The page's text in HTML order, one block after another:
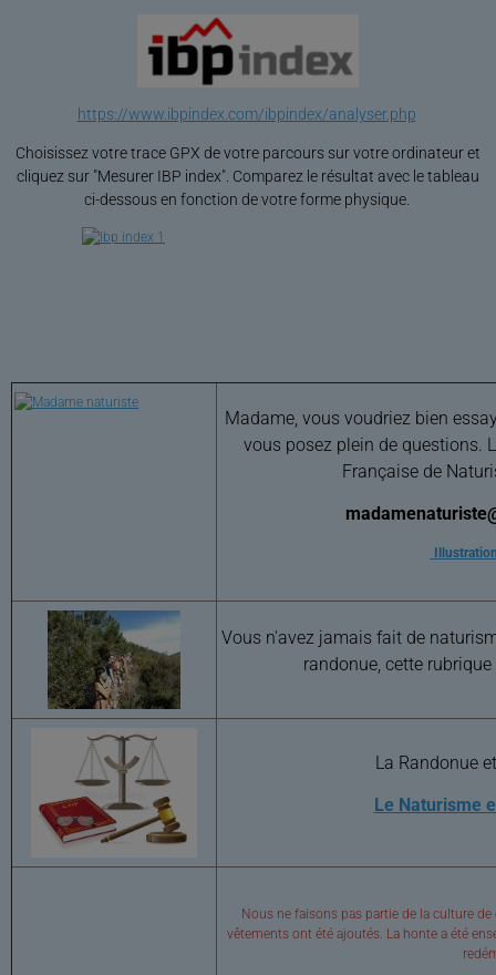
https://www.ibpindex.com/ibpindex/analyser.php
Choisissez votre trace GPX de votre parcours sur votre ordinateur et
cliquez sur "Mesurer IBP index". Comparez le résultat avec le tableau
ci-dessous en fonction de votre forme physique.
Madame, vous voudriez bien
vous posez plein de questions.
Française de
Vous n'avez jamais fait de
randonue, cette
La Randonue
Le Naturisme
Nous ne faisons pas partie de la culture
vêtements ont été ajoutés. La honte a été